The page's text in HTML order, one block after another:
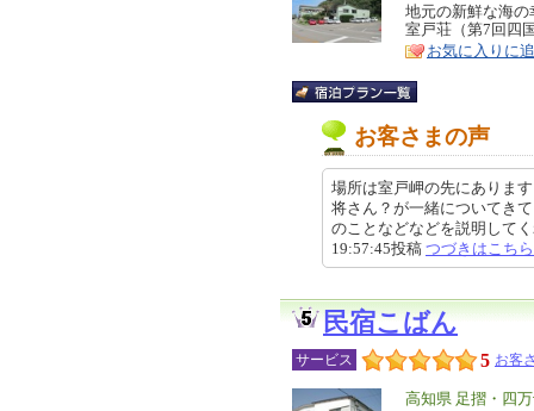
リ
ア
特
徴
地元の新鮮な海
室戸荘（第7回四
お気に入りに
お客さまの声
場所は室戸岬の先にありま
将さん？が一緒についてき
のことなどなどを説明して
19:57:45投稿 つづきはこちら
民宿こばん
サービス 5 お客
エ
高知県 足摺・四